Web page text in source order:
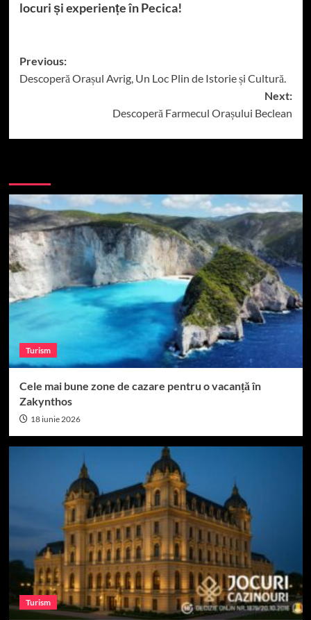
locuri și experiențe în Pecica!
Post
navigation
Previous:
Descoperă Orașul Avrig, Un Loc Plin de Istorie și Cultură.
Next:
Descoperă Farmecul Orașului Beclean
Turism
Cele mai bune zone de cazare pentru o vacanță în
Zakynthos
18 iunie 2026
Turism